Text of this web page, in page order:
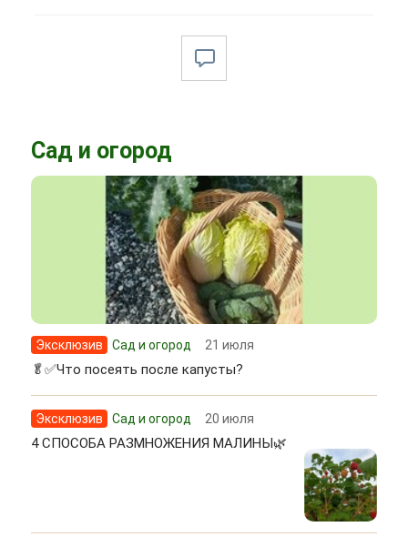
Сад и огород
Эксклюзив Сад и огород 21 июля
🥬✅Что посеять после капусты?
Эксклюзив Сад и огород 20 июля
4 СПОСОБА РАЗМНОЖЕНИЯ МАЛИНЫ🌿